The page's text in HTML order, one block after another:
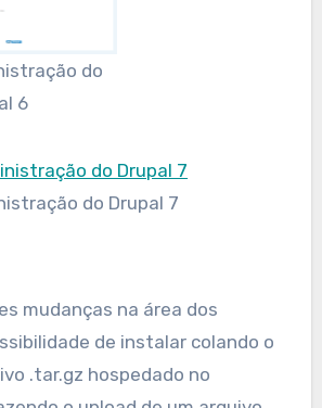
do
6
do Drupal 7
mudanças na área dos
de instalar colando o
.tar.gz hospedado no